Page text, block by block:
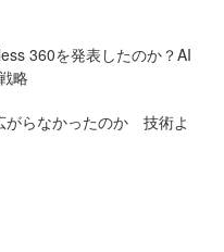
360を発表したのか？AI
略
がらなかったのか 技術よ